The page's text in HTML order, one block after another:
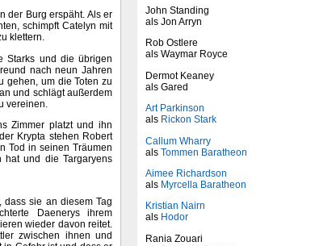
der Burg erspäht. Als er
schimpft Catelyn mit
klettern.
Starks und die übrigen
nach neun Jahren
gehen, um die Toten zu
und schlägt außerdem
vereinen.
Zimmer platzt und ihn
Krypta stehen Robert
Tod in seinen Träumen
und die Targaryens
dass sie an diesem Tag
Daenerys ihrem
wieder davon reitet.
zwischen ihnen und
John Standing
als Jon Arryn
Rob Ostlere
als Waymar Royce
Dermot Keaney
als Gared
Art Parkinson
als Rickon Stark
Callum Wharry
als Tommen Baratheon
Aimee Richardson
als Myrcella Baratheon
Kristian Nairn
als Hodor
Rania Zouari